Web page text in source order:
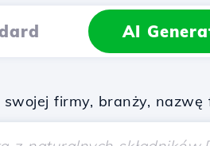
AI
firmy, branży, nazwę